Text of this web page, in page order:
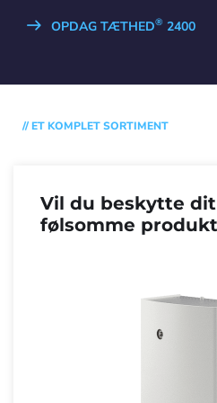
OPDAG TÆTHED® 2400
// ET KOMPLET SORTIMENT
Vil du beskytte
følsomme